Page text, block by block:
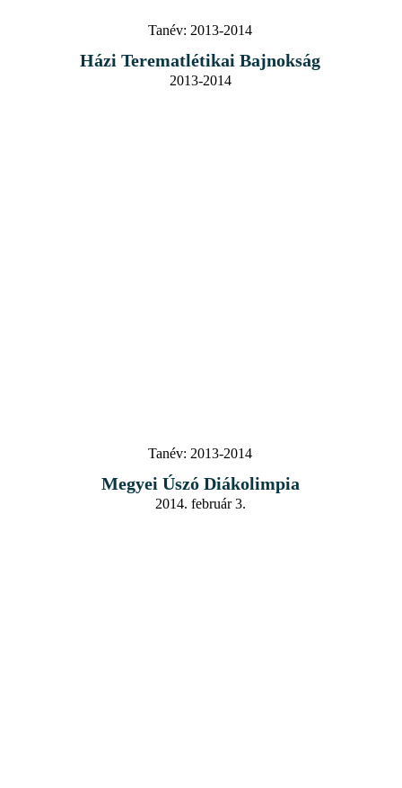
Tanév: 2013-2014
Házi Terematlétikai Bajnokság
2013-2014
Tanév: 2013-2014
Megyei Úszó Diákolimpia
2014. február 3.